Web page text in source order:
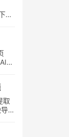
载
组
取
出